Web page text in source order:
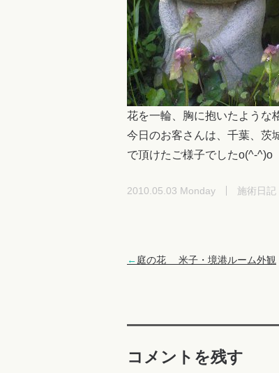
花を一輪、胸に抱いたような
今日のお客さんは、千葉、茨
で頂けたご様子でしたo(^-^)o
2010.05.03 Monday 施術日記
←庭の花 米子・境港ルーム外観
コメントを残す